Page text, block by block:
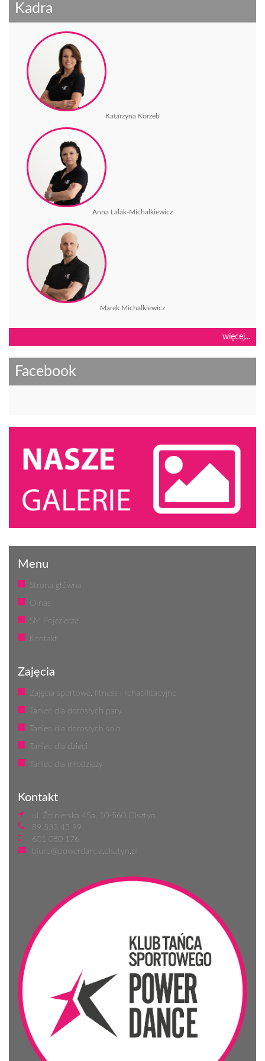
Kadra
Katarzyna Korzeb
Anna Lalak-Michalkiewicz
Marek Michalkiewicz
więcej...
Facebook
Menu
Strona główna
O nas
SM Pojezierze
Kontakt
Zajęcia
Zajęcia sportowe, fitness i rehabilitacyjne
Taniec dla dorosłych pary
Taniec dla dorosłych solo
Taniec dla dzieci
Taniec dla młodzieży
Kontakt
ul. Żołnierska 45a, 10-560 Olsztyn
89 533 43 99
601 080 176
biuro@powerdance.olsztyn.pl